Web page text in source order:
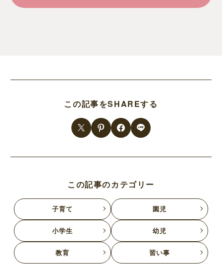
この記事をSHAREする
この記事のカテゴリー
子育て 園児
小学生 幼児
教育 習い事